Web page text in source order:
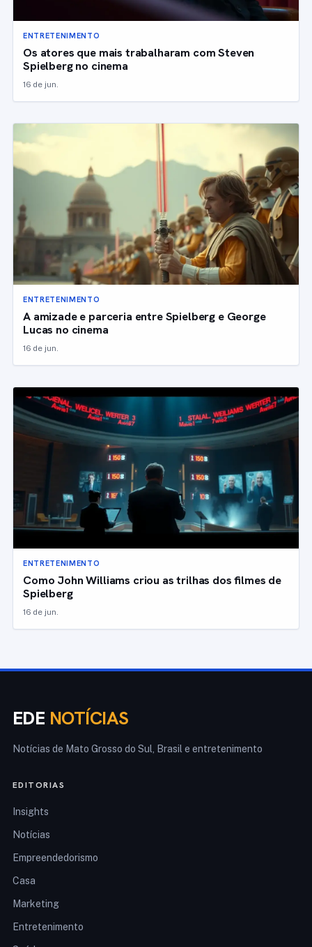
ENTRETENIMENTO
Os atores que mais trabalharam com Steven
Spielberg no cinema
16 de jun.
ENTRETENIMENTO
A amizade e parceria entre Spielberg e George
Lucas no cinema
16 de jun.
ENTRETENIMENTO
Como John Williams criou as trilhas dos filmes de
Spielberg
16 de jun.
EDE NOTÍCIAS
Notícias de Mato Grosso do Sul, Brasil e entretenimento
EDITORIAS
Insights
Notícias
Empreendedorismo
Casa
Marketing
Entretenimento